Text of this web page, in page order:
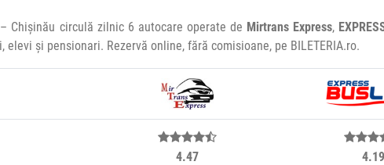
Chișinău circulă zilnic 6 autocare operate de Mirtrans Express,
elevi și pensionari. Rezervă online, fără comisioane, pe BILETERIA.ro.
4.47
4.19